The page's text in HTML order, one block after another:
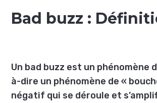
Bad buzz :
Un bad buzz est un phénomène
à-dire un phénomène de «
négatif qui se déroule et